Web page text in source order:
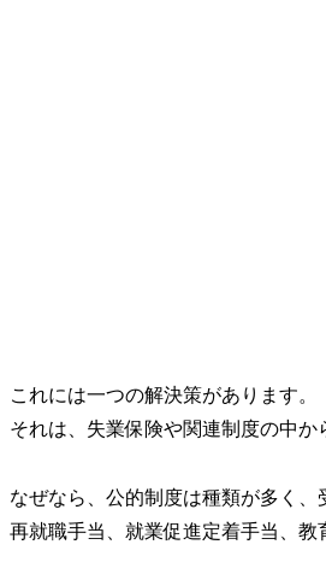
これには一つの解決策があります。
それは、失業保険や関連制度の中か
なぜなら、公的制度は種類が多く、
再就職手当、就業促進定着手当、教